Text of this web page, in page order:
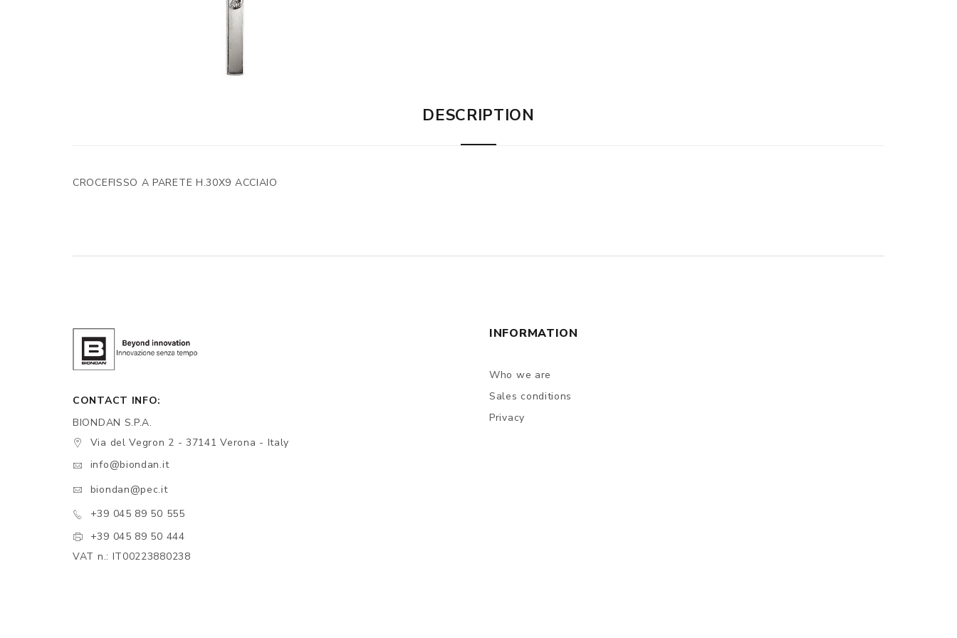
DESCRIPTION
CROCEFISSO A PARETE H.30X9 ACCIAIO
CONTACT INFO:
BIONDAN S.P.A.
Via del Vegron 2 - 37141 Verona - Italy
info@biondan.it
biondan@pec.it
+39 045 89 50 555
+39 045 89 50 444
VAT n.: IT00223880238
INFORMATION
Who we are
Sales conditions
Privacy